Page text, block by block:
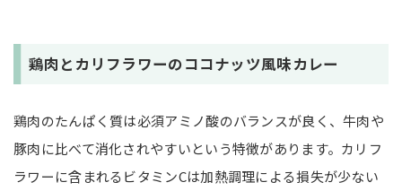
鶏肉とカリフラワーのココナッツ風味カレー
鶏肉のたんぱく質は必須アミノ酸のバランスが良く、牛肉や
豚肉に比べて消化されやすいという特徴があります。カリフ
ラワーに含まれるビタミンCは加熱調理による損失が少ない